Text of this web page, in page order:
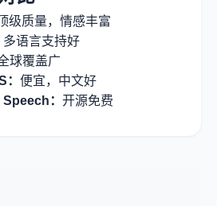
级质量，情感丰富
多语言支持好
球覆盖广
便宜，中文好
： 开源免费